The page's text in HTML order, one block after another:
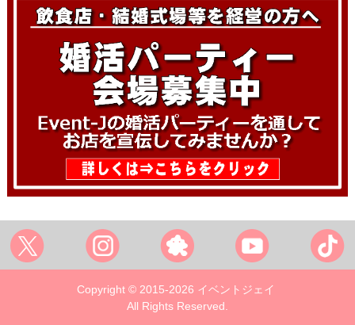
Copyright © 2015-2026 イベントジェイ
All Rights Reserved.